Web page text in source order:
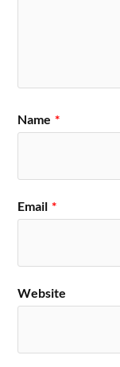
Name *
Email *
Website